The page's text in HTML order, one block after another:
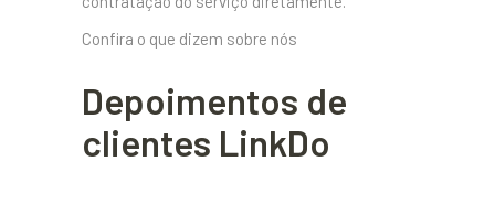
Confira o que dizem sobre nós
Depoimentos de
clientes LinkDo